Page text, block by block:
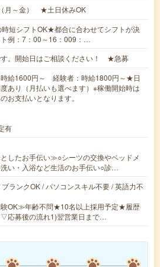
月～金） ★土日休みOK
短シフトOK★都合に合わせてシフトが決
例：7：00～16：009：…
す。開始日はご相談ください！ ★急募
時給1600円～ 経験者：時給1800円～★日
あり（月払いも選べます）※稼働開始時は
お支払いとなります。
有
したお手伝い≫○シーツの交換やベッドメ
い・入浴など生活のお手伝い○診…
ランクOK / パソコンスキル不要 / 英語力不
OK≫年齢不問★10名以上採用予定★履歴
応募後の流れ1)翌営業日まで…